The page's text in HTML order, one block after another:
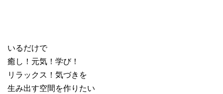
いるだけで
癒し！元気！学び！
リラックス！気づきを
生み出す空間を作りたい